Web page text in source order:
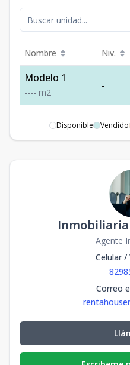
Nombre Niv.
Modelo 1
---- m2
-
Disponible Vendido
Inmobiliaria
Agente
Celular /
Correo